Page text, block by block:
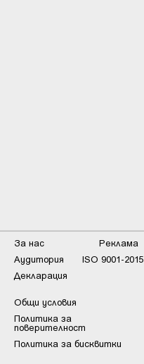
За нас
Реклама
Аудитория
ISO 9001-2015
Декларация
Общи условия
Пoлитикa зa
пoвepитeлнocт
Политика за бисквитки